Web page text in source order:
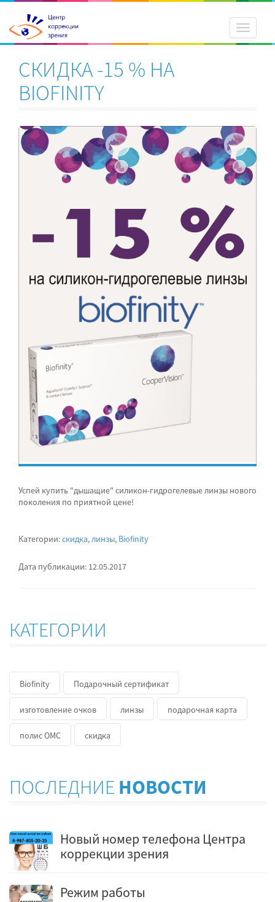
Toggle
СКИДКА -15 % НА
BIOFINITY
Успей купить "дышащие" силикон-гидрогелевые линзы нового
поколения по приятной цене!
Категории:скидка,линзы, Biofinity
Дата публикации: 12.05.2017
КАТЕГОРИИ
Biofinity Подарочный сертификат
изготовление очков линзы подарочная карта
полис ОМС скидка
ПОСЛЕДНИЕ НОВОСТИ
Новый номер телефона Центра
коррекции зрения
Режим работы